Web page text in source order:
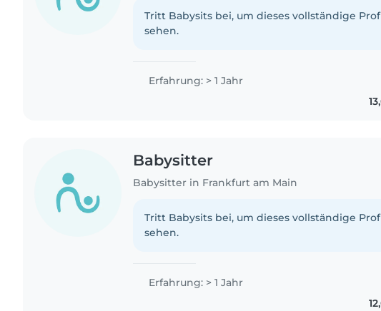
Tritt Babysits bei, um dieses vollständige
sehen.
Erfahrung: > 1 Jahr
Babysitter
Babysitter in Frankfurt am Main
Tritt Babysits bei, um dieses vollständige
sehen.
Erfahrung: > 1 Jahr